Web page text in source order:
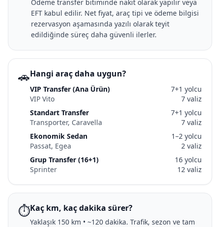
Ödeme transfer bitiminde nakit olarak yapılır veya
EFT kabul edilir. Net fiyat, araç tipi ve ödeme bilgisi
rezervasyon aşamasında yazılı olarak teyit
edildiğinde süreç daha güvenli ilerler.
🚗Hangi araç daha uygun?
VIP Transfer (Ana Ürün)
VIP Vito
7+1 yolcu
7 valiz
Standart Transfer
Transporter, Caravella
7+1 yolcu
7 valiz
Ekonomik Sedan
Passat, Egea
1–2 yolcu
2 valiz
Grup Transfer (16+1)
Sprinter
16 yolcu
12 valiz
⏱️Kaç km, kaç dakika sürer?
Yaklaşık 150 km • ~120 dakika. Trafik, sezon ve tam